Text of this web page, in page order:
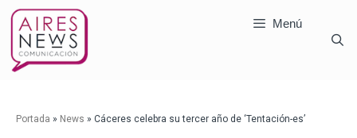
Menú
Portada » News » Cáceres celebra su tercer año de ‘Tentación-es’